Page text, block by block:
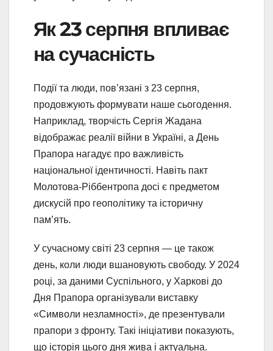
Як 23 серпня впливає
на сучасність
Події та люди, пов’язані з 23 серпня,
продовжують формувати наше сьогодення.
Наприклад, творчість Сергія Жадана
відображає реалії війни в Україні, а День
Прапора нагадує про важливість
національної ідентичності. Навіть пакт
Молотова-Ріббентропа досі є предметом
дискусій про геополітику та історичну
пам’ять.
У сучасному світі 23 серпня — це також
день, коли люди вшановують свободу. У 2024
році, за даними Суспільного, у Харкові до
Дня Прапора організували виставку
«Символи незламності», де презентували
прапори з фронту. Такі ініціативи показують,
що історія цього дня жива і актуальна.